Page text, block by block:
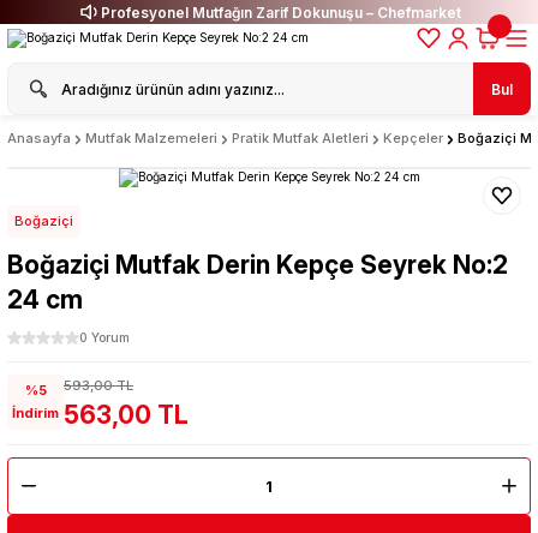
Profesyonel Mutfağın Zarif Dokunuşu – Chefmarket
Bul
Anasayfa Mutfak Malzemeleri Pratik Mutfak Aletleri Kepçeler Boğaziçi
Boğaziçi
Boğaziçi Mutfak Derin Kepçe Seyrek No:2
24 cm
0 Yorum
%5
İndirim
593,00 TL
563,00 TL